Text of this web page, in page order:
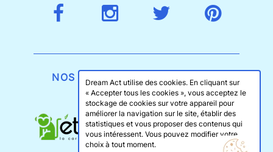
NOS GAGES D'EXIGENCE
Dream Act utilise des cookies. En cliquant sur
« Accepter tous les cookies », vous acceptez le
stockage de cookies sur votre appareil pour
améliorer la navigation sur le site, établir des
statistiques et vous proposer des contenus qui
vous intéressent. Vous pouvez modifier votre
choix à tout moment.